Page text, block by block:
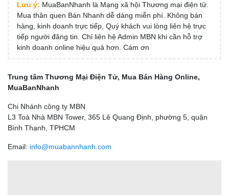
Lưu ý: MuaBanNhanh là Mạng xã hội Thương mại điện tử.
Mua thân quen Bán Nhanh dễ dàng miễn phí. Không bán
hàng, kinh doanh trực tiếp, Quý khách vui lòng liên hệ trực
tiếp người đăng tin. Chỉ liên hệ Admin MBN khi cần hỗ trợ
kinh doanh online hiệu quả hơn. Cám ơn
Trung tâm Thương Mại Điện Tử, Mua Bán Hàng Online,
MuaBanNhanh
Chi Nhánh công ty MBN
L3 Toà Nhà MBN Tower, 365 Lê Quang Định, phường 5, quận
Bình Thạnh, TPHCM
Email: info@muabannhanh.com